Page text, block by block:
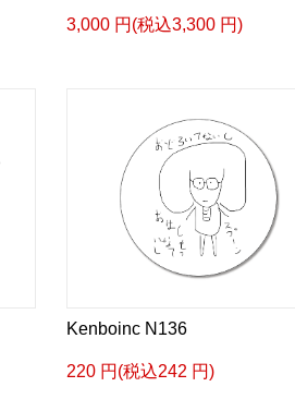
3,000 円(税込3,300 円)
Kenboinc N136
220 円(税込242 円)